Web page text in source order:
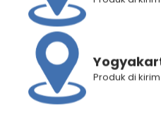
Ultimax
Rp350.000
Produk di